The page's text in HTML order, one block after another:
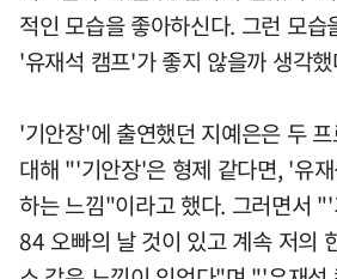
적인 모습을 좋아하신다. 그런 모습
'유재석 캠프'가 좋지 않을까 생각
'기안장'에 출연했던 지예은은 두
대해 "'기안장'은 형제 같다면, '유
하는 느낌"이라고 했다. 그러면서
84 오빠의 날 것이 있고 계속 저의